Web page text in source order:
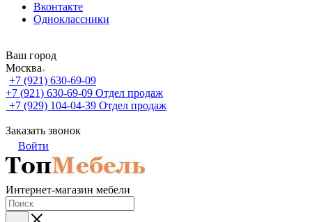
Вконтакте
Одноклассники
Ваш город
Москва
+7 (921) 630-69-09
+7 (921) 630-69-09 Отдел продаж
+7 (929) 104-04-39 Отдел продаж
Заказать звонок
Войти
Интернет-магазин мебели